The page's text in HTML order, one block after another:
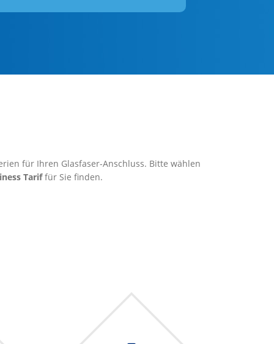
für Ihren Glasfaser-Anschluss. Bitte wählen
Tariffür Sie finden.